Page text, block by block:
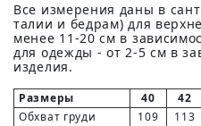
Все измерения даны в
талии и бедрам) для
менее 11-20 см в
для одежды - от 2-5 см в
изделия.
Размеры 40 42
Обхват груди
109 113